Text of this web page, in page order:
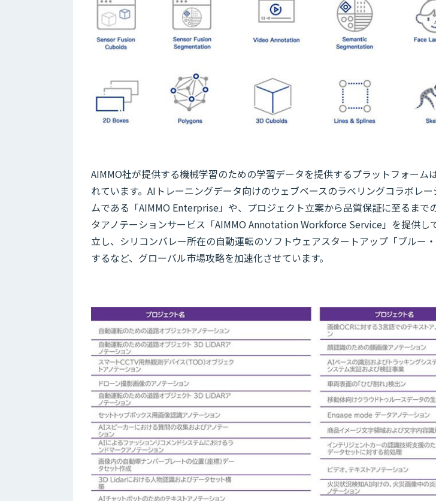
AIMMO社が提供する機械学習のための学習データを提供するプラットフォーム
れています。AIトレーニングデータ向けのウェブベースのラベリングコラボレ
ムである「AIMMO Enterprise」や、プロジェクト立案から品質保証に至るまで
タアノテーションサービス「AIMMO Annotation Workforce Service」を提供し
立し、シリコンバレー所在の自動運転のソフトウェアスタートアップ「ブルー
するなど、グローバル市場攻略を加速化させています。